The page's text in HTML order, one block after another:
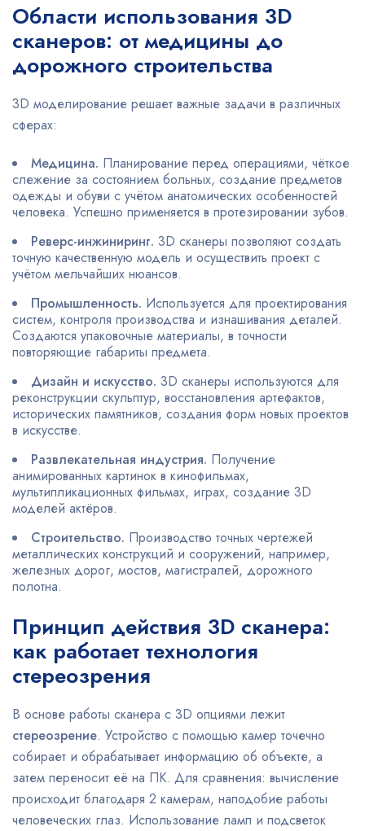
Области использования 3D
сканеров: от медицины до
дорожного строительства
3D моделирование решает важные задачи в различных
сферах:
Медицина. Планирование перед операциями, чёткое
слежение за состоянием больных, создание предметов
одежды и обуви с учётом анатомических особенностей
человека. Успешно применяется в протезировании зубов.
Реверс-инжиниринг. 3D сканеры позволяют создать
точную качественную модель и осуществить проект с
учётом мельчайших нюансов.
Промышленность. Используется для проектирования
систем, контроля производства и изнашивания деталей.
Создаются упаковочные материалы, в точности
повторяющие габариты предмета.
Дизайн и искусство. 3D сканеры используются для
реконструкции скульптур, восстановления артефактов,
исторических памятников, создания форм новых проектов
в искусстве.
Развлекательная индустрия. Получение
анимированных картинок в кинофильмах,
мультипликационных фильмах, играх, создание 3D
моделей актёров.
Строительство. Производство точных чертежей
металлических конструкций и сооружений, например,
железных дорог, мостов, магистралей, дорожного
полотна.
Принцип действия 3D сканера:
как работает технология
стереозрения
В основе работы сканера с 3D опциями лежит
стереозрение. Устройство с помощью камер точечно
собирает и обрабатывает информацию об объекте, а
затем переносит её на ПК. Для сравнения: вычисление
происходит благодаря 2 камерам, наподобие работы
человеческих глаз. Использование ламп и подсветок